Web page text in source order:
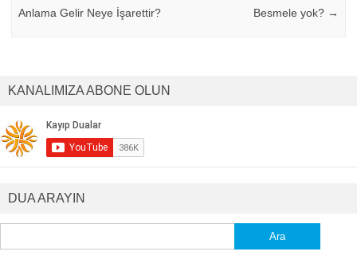
Anlama Gelir Neye İşarettir?
Besmele yok? →
KANALIMIZA ABONE OLUN
DUA ARAYIN